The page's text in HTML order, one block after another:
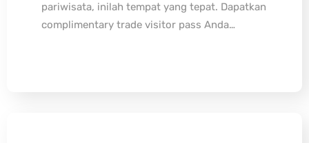
pariwisata, inilah tempat yang tepat. Dapatkan
complimentary trade visitor pass Anda…